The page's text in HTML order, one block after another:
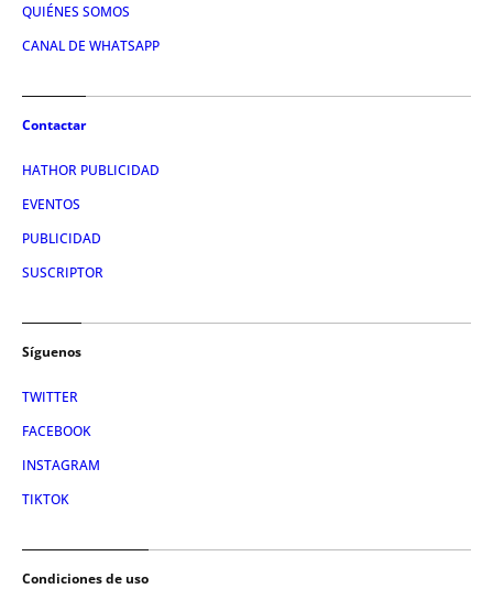
QUIÉNES SOMOS
CANAL DE WHATSAPP
Contactar
HATHOR PUBLICIDAD
EVENTOS
PUBLICIDAD
SUSCRIPTOR
Síguenos
TWITTER
FACEBOOK
INSTAGRAM
TIKTOK
Condiciones de uso